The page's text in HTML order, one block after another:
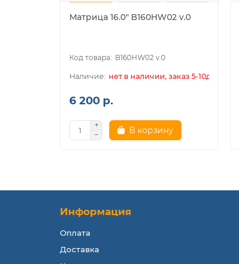
Матрица 16.0" B160HW02 v.0
B160HW02 v.0
нет в наличии, заказ 5-10дн.
6 200 р.
В корзину
Информация
Оплата
Доставка